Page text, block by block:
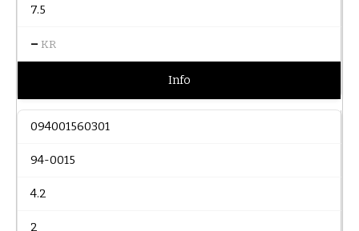
7.5
– KR
Info
094001560301
94-0015
4.2
2